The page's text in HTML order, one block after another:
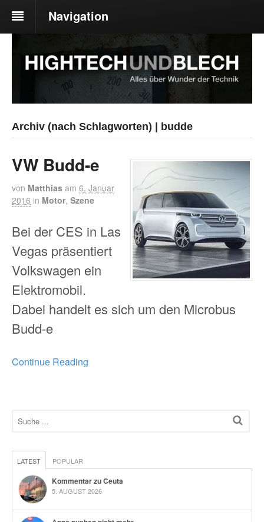
Navigation
Archiv (nach Schlagworten) | budde
VW Budd-e
von Matthias am 6. Januar
2016 in Motor, Szene
Bei der CES in Las
Vegas präsentiert
Volkswagen ein
Elektromobil.
Dabei handelt es sich um den Microbus
Budd-e
Continue Reading
LATEST POPULAR
Kommentar zu Ceuta
5. AUGUST 2026